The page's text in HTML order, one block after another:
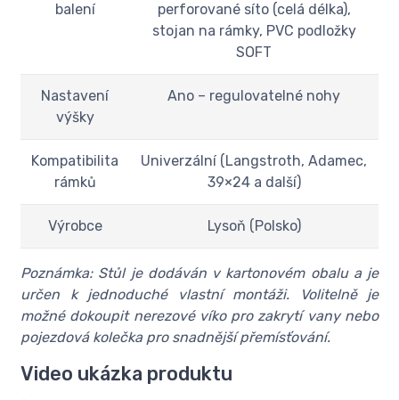
balení
perforované síto (celá délka),
stojan na rámky, PVC podložky
SOFT
Nastavení
výšky
Ano – regulovatelné nohy
Kompatibilita
rámků
Univerzální (Langstroth, Adamec,
39×24 a další)
Výrobce Lysoň (Polsko)
Poznámka: Stůl je dodáván v kartonovém obalu a je
určen k jednoduché vlastní montáži. Volitelně je
možné dokoupit nerezové víko pro zakrytí vany nebo
pojezdová kolečka pro snadnější přemísťování.
Video ukázka produktu